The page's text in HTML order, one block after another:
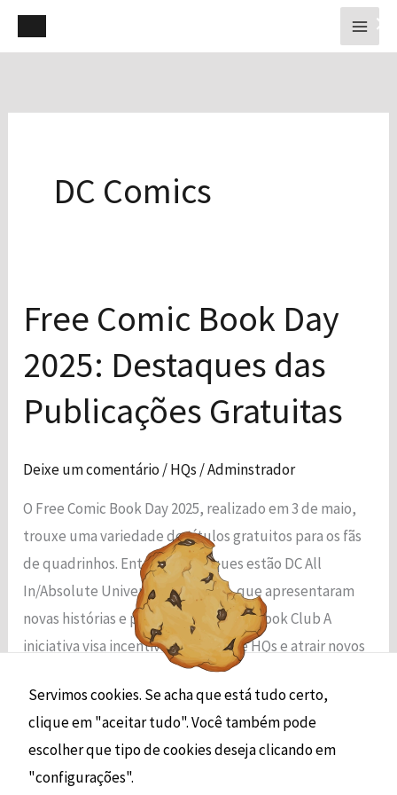
para
DC Comics
Free Comic Book Day
2025: Destaques das
Publicações Gratuitas
Deixe um comentário /HQs /Adminstrador
O Free Comic Book Day 2025, realizado em 3 de maio,
trouxe uma variedade de títulos gratuitos para os fãs
de quadrinhos. Entre os destaques estão DC All
In/Absolute Universe e IDW Dark, que apresentaram
novas histórias e personagens.Comic Book Club A
iniciativa visa incentivar a leitura de HQs e atrair novos
Free
Comic
Book
2025:
das
Publicações
Gratuitas
Read More »
×
Servimos cookies. Se acha que está tudo certo,
clique em "aceitar tudo". Você também pode
escolher que tipo de cookies deseja clicando em
"configurações".
Necessário
Esses cookies
não são
opcionais. São
necessários
para o
funcionamento
do site.
Estatísticas
Para que